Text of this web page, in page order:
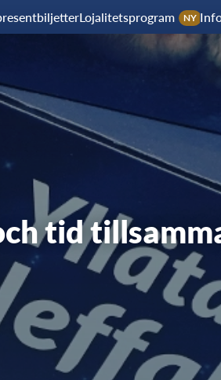
Lojalitetsprogram NY
tid